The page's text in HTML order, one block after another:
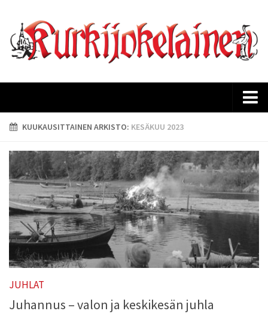
Etusivu
Kurkijokelaisen historia
Lehtiarkisto
Tilaus
Mediakortti
Yhteystiedot
Myyntituotteet
KUUKAUSITTAINEN ARKISTO: KESÄKUU 2023
JUHLAT
Juhannus – valon ja keskikesän juhla